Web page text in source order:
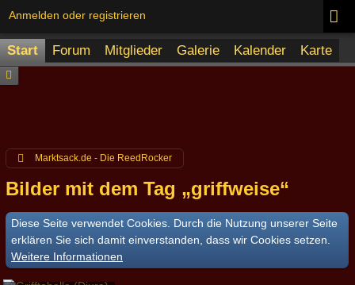
Anmelden oder registrieren
Start Forum Mitglieder Galerie Kalender Karte
Marktsack.de - Die ReedRocker
Bilder mit dem Tag „griffweise“
Diese Seite verwendet Cookies. Durch die Nutzung unserer Seite
erklären Sie sich damit einverstanden, dass wir Cookies setzen.
Weitere Informationen